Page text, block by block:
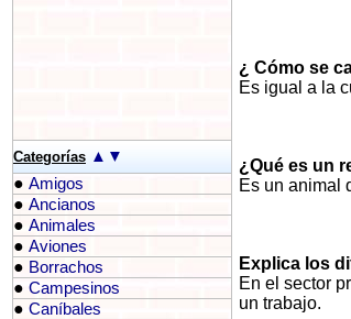
Categorías ▲ ▼
● Amigos
● Ancianos
● Animales
● Aviones
● Borrachos
● Campesinos
● Caníbales
¿ Cómo se
Es igual a la
¿Qué es un
Es un animal
Explica los
En el sector
un trabajo.